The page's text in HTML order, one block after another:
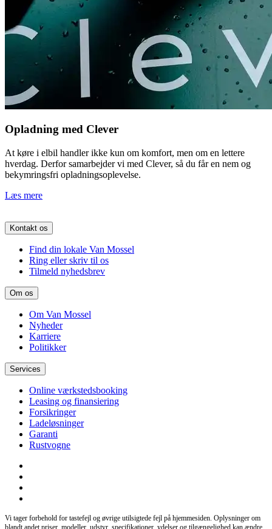
Opladning med Clever
At køre i elbil handler ikke kun om komfort, men om en lettere
hverdag. Derfor samarbejder vi med Clever, så du får en nem og
bekymringsfri opladningsoplevelse.
Læs mere
Kontakt os
Find din lokale Van Mossel
Ring eller skriv til os
Tilmeld nyhedsbrev
Om os
Om Van Mossel
Nyheder
Karriere
Politikker
Services
Online værkstedsbooking
Leasing og finansiering
Forsikringer
Ladeløsninger
Garanti
Rustvogne
Vi tager forbehold for tastefejl og øvrige utilsigtede fejl på hjemmesiden. Oplysninger om
blandt andet priser, modeller, udstyr, specifikationer, ydelser og tilgængelighed kan ændre